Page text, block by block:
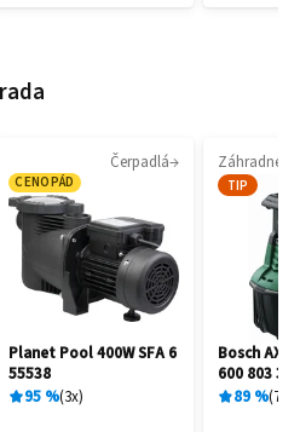
Čerpadlá
CENOPÁD
Planet Pool 400W SFA 6
55538
95% 3x
TIP
Bosch AXT
600 803
89% 7